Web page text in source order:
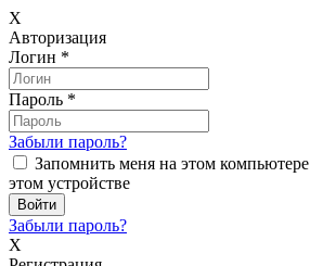
X
Авторизация
Логин *
Пароль *
Забыли пароль?
Запомнить меня на этом компьютере
этом устройстве
Забыли пароль?
X